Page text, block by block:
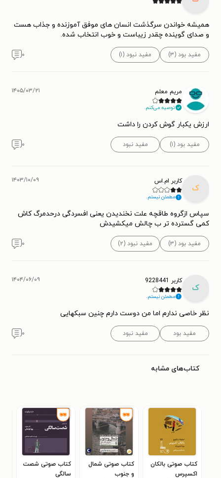
همیشه خواندن سرگذشت انسان های موفق آموزنده و جذاب هست
و صدای گوینده چقدر زیباست و خوب انتخاب شده.
مفید بود (۳) مفید نبود (۱) ۰
مریم معلم
توصیه می‌کنم.
۱۴۰۵/۰۳/۲۱
ارزش یکبار گوش کردن را داشت
مفید بود (۱) مفید نبود ۰
ک
کاربر ام.اس
مطمئن نیستم.
۱۴۰۳/۱۰/۰۹
سپاس ازگروه طاقچه علت نخندیدن یعنی افسردگی درحدمرگ کاش
کمی گسترده تر ب چالش میکشیدش
مفید بود (۳) مفید نبود (۲) ۰
ک
کاربر 9228441
مطمئن نیستم.
۱۴۰۴/۰۶/۰۹
نظر خاصی ندارم اما من دوست دارم چنین سبکهایی
مفید بود مفید نبود ۰
کتاب‌های مشابه
کتاب صوتی بالکان
اکسپرس
کتاب صوتی شمال
و جنوب
کتاب صوتی شصت
سالگی